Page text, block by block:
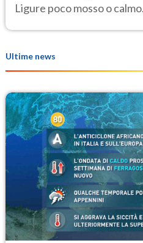
Ligure poco mosso o calmo.
Ultime news